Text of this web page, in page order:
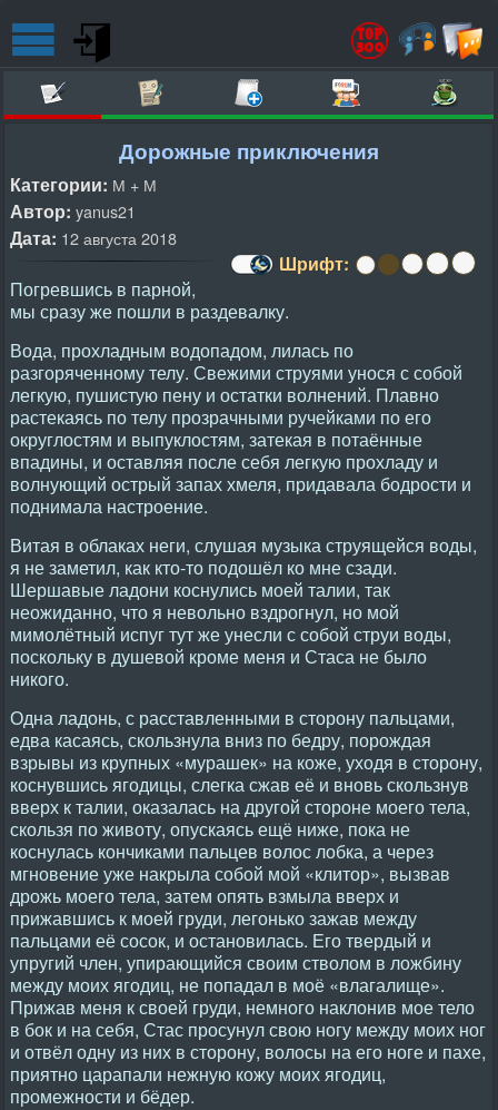
Дорожные приключения
Категории: М + М
Автор: yanus21
Дата: 12 августа 2018
Шрифт:
Погревшись в парной,
мы сразу же пошли в раздевалку.
Вода, прохладным водопадом, лилась по
разгоряченному телу. Свежими струями унося с собой
легкую, пушистую пену и остатки волнений. Плавно
растекаясь по телу прозрачными ручейками по его
округлостям и выпуклостям, затекая в потаённые
впадины, и оставляя после себя легкую прохладу и
волнующий острый запах хмеля, придавала бодрости и
поднимала настроение.
Витая в облаках неги, слушая музыка струящейся воды,
я не заметил, как кто-то подошёл ко мне сзади.
Шершавые ладони коснулись моей талии, так
неожиданно, что я невольно вздрогнул, но мой
мимолётный испуг тут же унесли с собой струи воды,
поскольку в душевой кроме меня и Стаса не было
никого.
Одна ладонь, с расставленными в сторону пальцами,
едва касаясь, скользнула вниз по бедру, порождая
взрывы из крупных «мурашек» на коже, уходя в сторону,
коснувшись ягодицы, слегка сжав её и вновь скользнув
вверх к талии, оказалась на другой стороне моего тела,
скользя по животу, опускаясь ещё ниже, пока не
коснулась кончиками пальцев волос лобка, а через
мгновение уже накрыла собой мой «клитор», вызвав
дрожь моего тела, затем опять взмыла вверх и
прижавшись к моей груди, легонько зажав между
пальцами её сосок, и остановилась. Его твердый и
упругий член, упирающийся своим стволом в ложбину
между моих ягодиц, не попадал в моё «влагалище».
Прижав меня к своей груди, немного наклонив мое тело
в бок и на себя, Стас просунул свою ногу между моих ног
и отвёл одну из них в сторону, волосы на его ноге и пахе,
приятно царапали нежную кожу моих ягодиц,
промежности и бёдер.